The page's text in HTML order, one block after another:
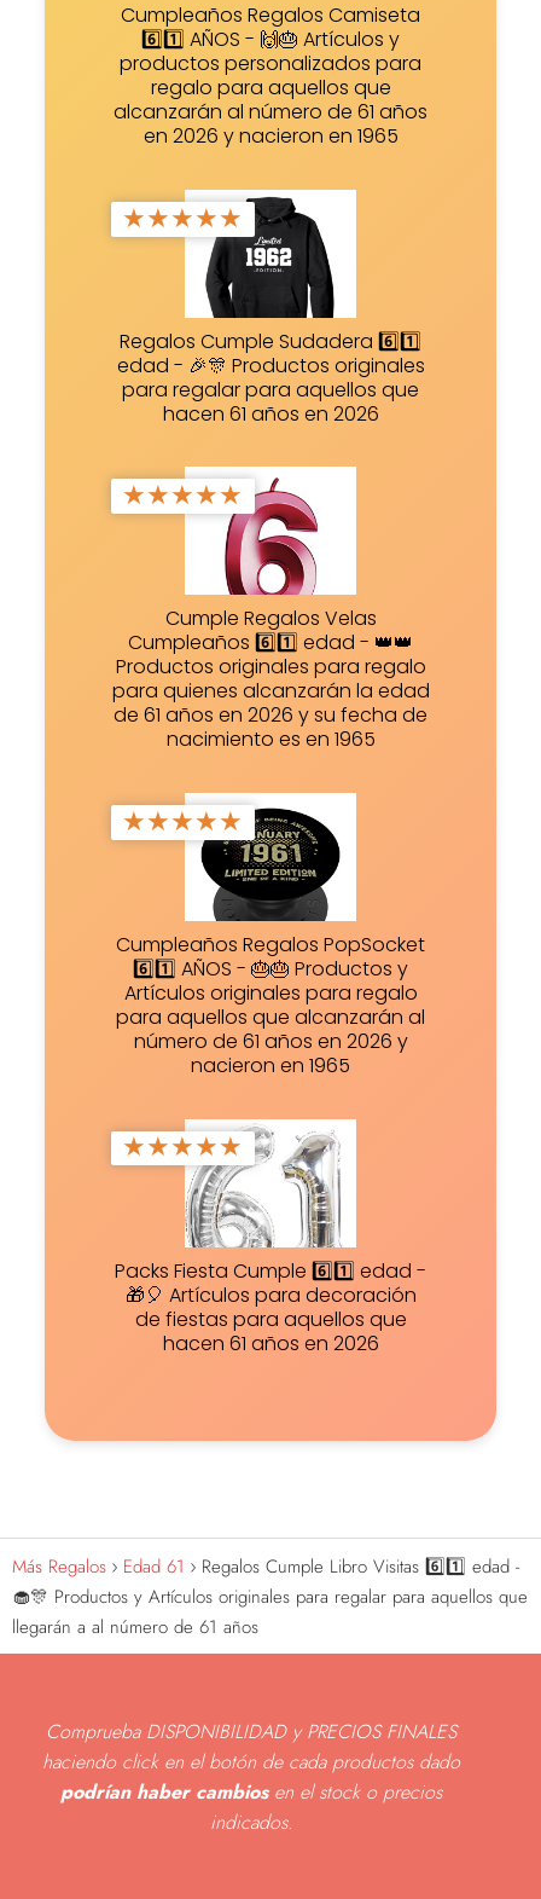
Cumpleaños Regalos Camiseta
6️⃣1️⃣ AÑOS - 🙌🎂 Artículos y
productos personalizados para
regalo para aquellos que
alcanzarán al número de 61 años
en 2026 y nacieron en 1965
★★★★★
Regalos Cumple Sudadera 6️⃣1️⃣
edad - 🎉🎊 Productos originales
para regalar para aquellos que
hacen 61 años en 2026
★★★★★
Cumple Regalos Velas
Cumpleaños 6️⃣1️⃣ edad - 👑👑
Productos originales para regalo
para quienes alcanzarán la edad
de 61 años en 2026 y su fecha de
nacimiento es en 1965
★★★★★
Cumpleaños Regalos PopSocket
6️⃣1️⃣ AÑOS - 🎂🎂 Productos y
Artículos originales para regalo
para aquellos que alcanzarán al
número de 61 años en 2026 y
nacieron en 1965
★★★★★
Packs Fiesta Cumple 6️⃣1️⃣ edad -
🎁🎈 Artículos para decoración
de fiestas para aquellos que
hacen 61 años en 2026
Más Regalos Edad 61
Regalos Cumple Libro Visitas 6️⃣1️⃣ edad -
🧁🎊 Productos y Artículos originales para regalar para aquellos que
llegarán a al número de 61 años
Comprueba DISPONIBILIDAD y PRECIOS FINALES
haciendo click en el botón de cada productos dado
podrían haber cambiosen el stock o precios
indicados.